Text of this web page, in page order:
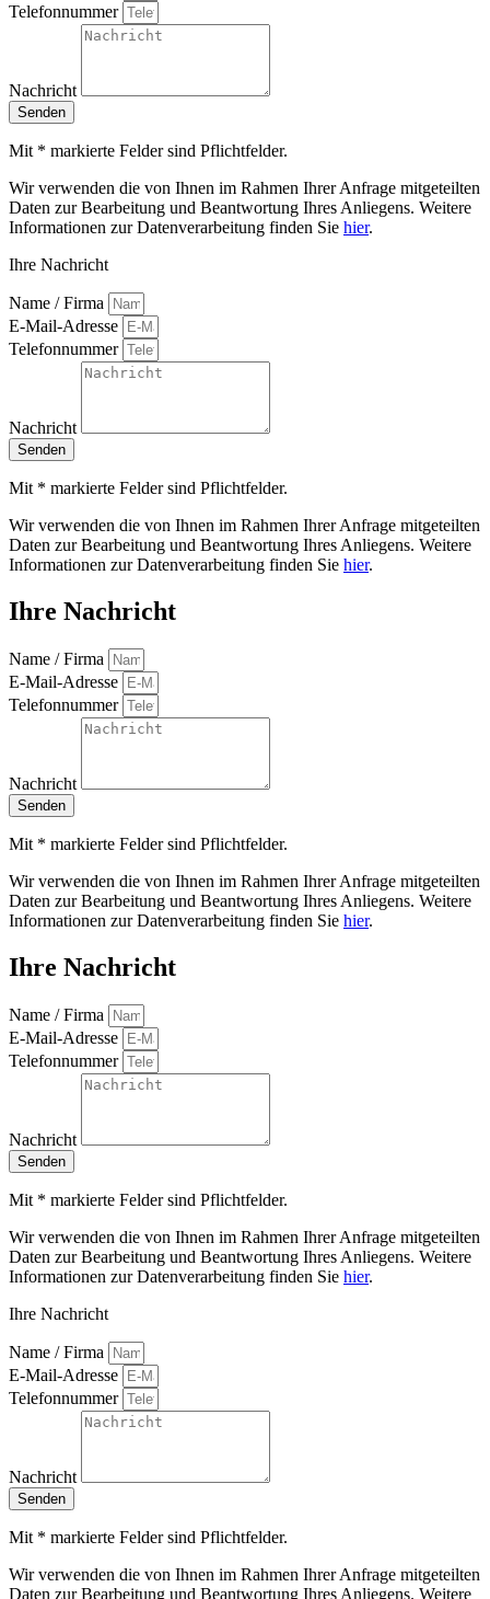
Telefonnummer
Nachricht
Senden
Mit * markierte Felder sind Pflichtfelder.
Wir verwenden die von Ihnen im Rahmen Ihrer Anfrage mitgeteilten
Daten zur Bearbeitung und Beantwortung Ihres Anliegens. Weitere
Informationen zur Datenverarbeitung finden Sie hier.
Ihre Nachricht
Name / Firma
E-Mail-Adresse
Telefonnummer
Nachricht
Senden
Mit * markierte Felder sind Pflichtfelder.
Wir verwenden die von Ihnen im Rahmen Ihrer Anfrage mitgeteilten
Daten zur Bearbeitung und Beantwortung Ihres Anliegens. Weitere
Informationen zur Datenverarbeitung finden Sie hier.
Ihre Nachricht
Name / Firma
E-Mail-Adresse
Telefonnummer
Nachricht
Senden
Mit * markierte Felder sind Pflichtfelder.
Wir verwenden die von Ihnen im Rahmen Ihrer Anfrage mitgeteilten
Daten zur Bearbeitung und Beantwortung Ihres Anliegens. Weitere
Informationen zur Datenverarbeitung finden Sie hier.
Ihre Nachricht
Name / Firma
E-Mail-Adresse
Telefonnummer
Nachricht
Senden
Mit * markierte Felder sind Pflichtfelder.
Wir verwenden die von Ihnen im Rahmen Ihrer Anfrage mitgeteilten
Daten zur Bearbeitung und Beantwortung Ihres Anliegens. Weitere
Informationen zur Datenverarbeitung finden Sie hier.
Ihre Nachricht
Name / Firma
E-Mail-Adresse
Telefonnummer
Nachricht
Senden
Mit * markierte Felder sind Pflichtfelder.
Wir verwenden die von Ihnen im Rahmen Ihrer Anfrage mitgeteilten
Daten zur Bearbeitung und Beantwortung Ihres Anliegens. Weitere